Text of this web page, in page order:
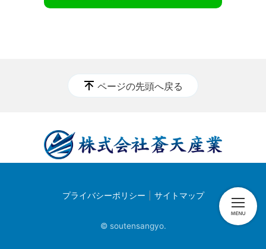
ページの先頭へ戻る
プライバシーポリシー サイトマップ
© soutensangyo.